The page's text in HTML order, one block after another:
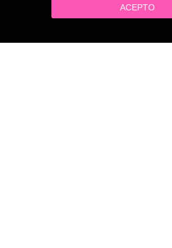
ACEPTO